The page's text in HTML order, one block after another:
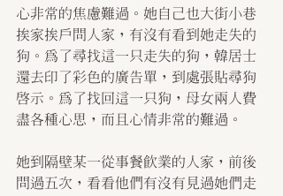
心非常的焦慮難過。她自己也大街小巷
挨家挨戶問人家，有沒有看到她走失的
狗。為了尋找這一只走失的狗，韓居士
還去印了彩色的廣告單，到處張貼尋狗
啟示。為了找回這一只狗，母女兩人費
盡各種心思，而且心情非常的難過。
她到隔壁某一從事餐飲業的人家，前後
問過五次，看看他們有沒有見過她們走